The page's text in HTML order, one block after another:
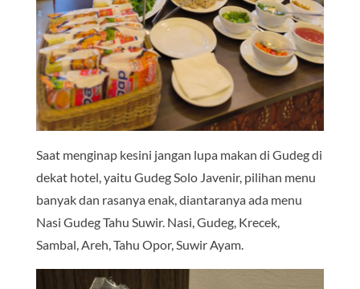
Saat menginap kesini jangan lupa makan di Gudeg di
dekat hotel, yaitu Gudeg Solo Javenir, pilihan menu
banyak dan rasanya enak, diantaranya ada menu
Nasi Gudeg Tahu Suwir. Nasi, Gudeg, Krecek,
Sambal, Areh, Tahu Opor, Suwir Ayam.